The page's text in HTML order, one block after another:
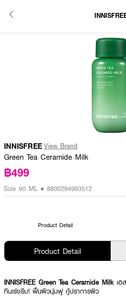
INNISFREE View Brand
Green Tea Ceramide Milk
฿499
Size 90 ML • 8800294993512
Product Detail
Product Detail
INNISFREE Green Tea Ceramide Milk เอ
ทีนเร่งรีบ! ฟื้นผิวนุ่มฟู กู้ปราการผิว